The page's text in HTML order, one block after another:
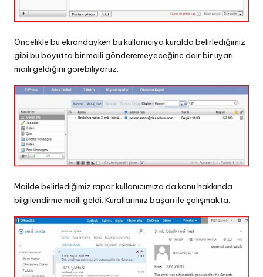
Öncelikle bu ekrandayken bu kullanıcıya kuralda belirlediğimiz
gibi bu boyutta bir maili gönderemeyeceğine dair bir uyarı
maili geldiğini görebiliyoruz.
Mailde belirlediğimiz rapor kullanıcımıza da konu hakkında
bilgilendirme maili geldi. Kurallarımız başarı ile çalışmakta.